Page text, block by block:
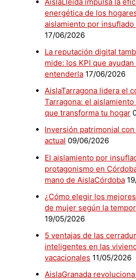
energética de los
aislamiento por insuflado
17/06/2026
La reputación digital
mide: los KPI que ayudan
entenderla 17/06/2026
AislaTarragona lidera el
Tarragona: el
que transforma tu hogar
Inversión patrimonial
actual 09/06/2026
El aislamiento por
protagonismo en
mano de AislaCórdoba
¿Cómo elegir los
de mujer según la
19/05/2026
5 ventajas de las
inteligentes en las
vacacionales 11/05/2026
AislaGranada